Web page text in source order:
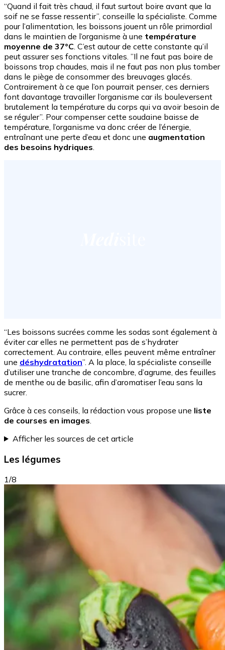
“Quand il fait très chaud, il faut surtout boire avant que la
soif ne se fasse ressentir”, conseille la spécialiste. Comme
pour l’alimentation, les boissons jouent un rôle primordial
dans le maintien de l’organisme à une température
moyenne de 37°C . C’est autour de cette constante qu’il
peut assurer ses fonctions vitales. ”Il ne faut pas boire de
boissons trop chaudes, mais il ne faut pas non plus tomber
dans le piège de consommer des breuvages glacés.
Contrairement à ce que l’on pourrait penser, ces derniers
font davantage travailler l’organisme car ils bouleversent
brutalement la température du corps qui va avoir besoin de
se réguler”. Pour compenser cette soudaine baisse de
température, l’organisme va donc créer de l’énergie,
entraînant une perte d’eau et donc une augmentation
des besoins hydriques
“Les boissons sucrées comme les sodas sont également à
éviter car elles ne permettent pas de s’hydrater
correctement. Au contraire, elles peuvent même entraîner
une déshydratation”. A la place, la spécialiste conseille
d’utiliser une tranche de concombre, d’agrume, des feuilles
de menthe ou de basilic, afin d’aromatiser l’eau sans la
sucrer.
Grâce à ces conseils, la rédaction vous propose une liste
de courses en images
Afficher les sources de cet article
Les légumes
1/8